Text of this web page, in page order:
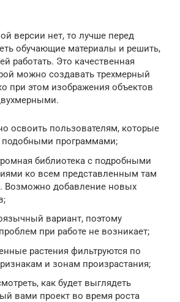
версии нет, то лучше перед
обучающие материалы и решить,
работать. Это качественная
можно создавать трехмерный
при этом изображения объектов
освоить пользователям, которые
подобными программами;
библиотека с подробными
ко всем представленным там
Возможно добавление новых
вариант, поэтому
при работе не возникает;
растения фильтруются по
и зонам произрастания;
как будет выглядеть
вами проект во время роста